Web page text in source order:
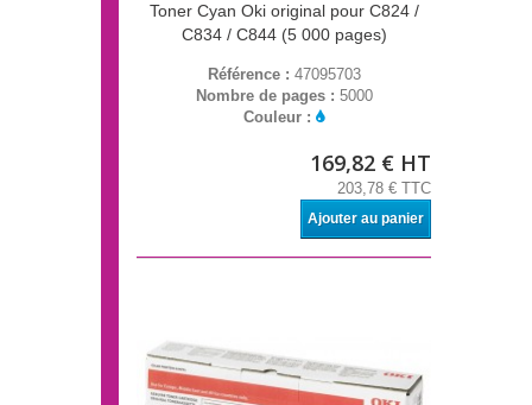
Toner Cyan Oki original pour C824 /
C834 / C844 (5 000 pages)
Référence : 47095703
Nombre de pages : 5000
Couleur :
169,82 € HT
203,78 € TTC
Ajouter au panier